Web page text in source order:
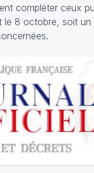
compléter ceux
le 8 octobre, soit